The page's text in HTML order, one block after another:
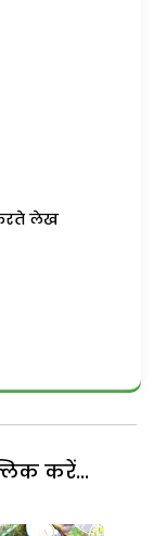
लेख
करें...